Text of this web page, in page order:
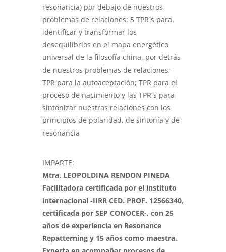
resonancia) por debajo de nuestros
problemas de relaciones: 5 TPR´s para
identificar y transformar los
desequilibrios en el mapa energético
universal de la filosofía china, por detrás
de nuestros problemas de relaciones;
TPR para la autoaceptación; TPR para el
proceso de nacimiento y las TPR´s para
sintonizar nuestras relaciones con los
principios de polaridad, de sintonía y de
resonancia
IMPARTE:
Mtra. LEOPOLDINA RENDON PINEDA
Facilitadora certificada por el instituto
internacional -IIRR CED. PROF. 12566340,
certificada por SEP CONOCER-, con 25
años de experiencia en Resonance
Repatterning y 15 años como maestra.